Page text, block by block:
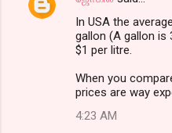
t
In USA the
gallon (A gallon is
$1 per litre.
When you
prices are way
4:23 AM